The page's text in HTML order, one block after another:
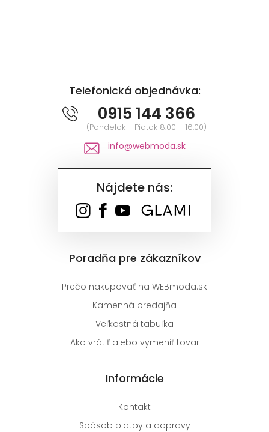
Telefonická objednávka:
0915 144 366
(Pondelok - Piatok 8:00 - 16:00)
info@webmoda.sk
Nájdete nás:
Poradňa pre zákazníkov
Prečo nakupovať na WEBmoda.sk
Kamenná predajňa
Veľkostná tabuľka
Ako vrátiť alebo vymeniť tovar
Informácie
Kontakt
Spôsob platby a dopravy